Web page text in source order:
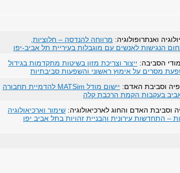
ואנתרופולוגיה: מרווחה להנדסה – חלוציות,
הנגישות לאנשים עם מוגבלות בעיריית תל אביב-יפו
הסביבה: ייצור וצריכת מזון בשיטות מתקדמות בגידול
מסרים על אימוץ ראשוני והשפעות סביבתיות
וסביבת האדם: יישום מודל MATSim להדמיית תחבורה
אביב בעקבות הקמת הרכבת קלה
וסביבת האדם והחוג לארכיאולוגיה: שימור וארכיאולוגיה
– התחדשות עירונית והבניית זהויות בתל אביב יפו